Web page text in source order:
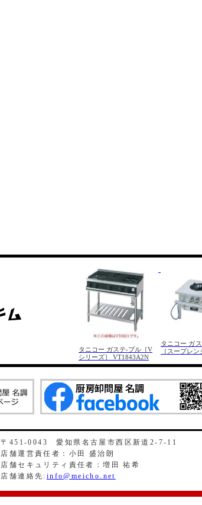
タニコー ガステ-ブル［V
シリーズ］ VT1843A2N
タニコー ガ
［スープレン
〒451-0043 愛知県名古屋市西区新道2-7-11
店舗運営責任者：小田 盛治朗
店舗セキュリティ責任者：増田 祐希
店舗連絡先: info@meicho.net